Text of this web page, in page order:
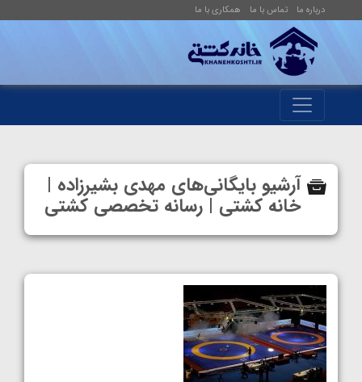
درباره ما تماس با ما همکاری با ما
آرشیو بایگانی‌های مهدی بشیرزاده |
خانه کشتی | رسانه تخصصی کشتی